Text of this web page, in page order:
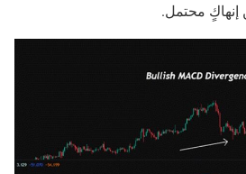
إنهاكٍ محتمل.